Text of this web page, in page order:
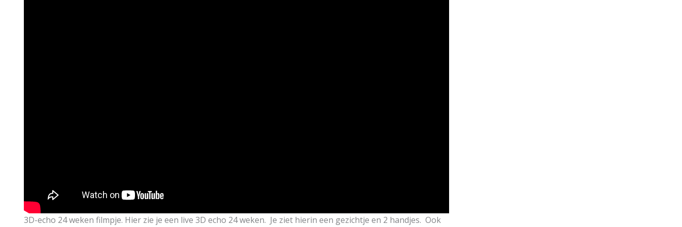
3D-echo 24 weken filmpje. Hier zie je een live 3D echo 24 weken. Je ziet hierin een gezichtje en 2 handjes. Ook